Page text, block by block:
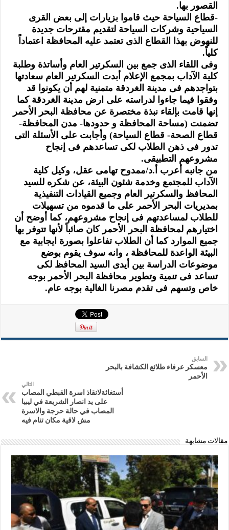
القصور بها.
-قطاع السياحة حيث قاموا بزيارات إلى بعض القرى
السياحية وشركات السياحة لتقديم مقترحات جديدة
للنهوض بهذا القطاع الذى تعتمد عليه المحافظة اعتماداً
كلياً.
وفى اللقاء الذى جمع بين السكرتير العام وأساتذة وطلبة
كلية الآداب بمجمع الإعلام أبدت السكرتير العام سعادتها
بتواجدهم فى مدينة الغردقة متمنية لهم أن يكونوا قد
وفقوا فيما جاءوا لدراسته على ارض مدينة الغردقة كما
إنها قامت بإلقاء نبذة مختصرة عن محافظة البحر الأحمر
تضمنت (مساحة المحافظة و حدودها- مدن المحافظة-
قطاع الصحة- قطاع السياحة) وأجابت على الأسئلة التى
تدور فى ذهن الطلاب لكى تساعدهم فى إنجاح
مشروعهم التطبيقى.
من جانبه أعرب أ.د/ممدوح تهامى عقل، وكيل كلية
الآداب للمجتمع وخدمة شئون البيئة، عن شكره للسيد
المحافظ والسكرتير العام وجميع القيادات التنفيذية
بمديريات البحر الأحمر على ما قدموه من تسهيلات
للطلاب لمساعدتهم فى إنجاح مشروعهم، كما أوضح أن
اختيارهم لمحافظة البحر الأحمر كان صائباً لأنها تتوفر بها
جميع الموارد كما أن الطلاب تفاعلوا بصورة ايجابية مع
البيئة الواعدة للمحافظة ، وانه سوف يقوم بوضع
موضوعات الدراسة بين أيدى السيد المحافظ لكى
تساعد فى تنمية وتطوير محافظة البحر الأحمر بوجه
خاص وتسهم فى تقدم مصرنا الغالية بوجه عام.
السابق
معسكر عرفاء طلائع الكشافة بالبحر
الأحمر
التالي
أستغاثةلانقاذ اسرة القبطي المصاب
على يد انصار الشريعة في ليبيا
المصاب في حالة حرجة والاسرة
مش لاقية مكان تنام فيه
مقالات مشابهة